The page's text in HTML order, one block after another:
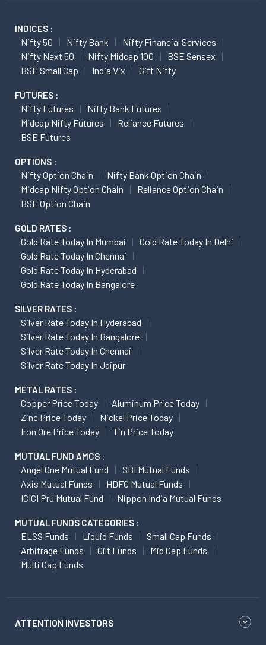
INDICES :
Nifty 50 Nifty Bank
Nifty Financial Services
Nifty Next 50
Nifty Midcap 100
BSE Sensex
BSE Small Cap
India Vix Gift Nifty
FUTURES :
Nifty Futures
Nifty Bank Futures
Midcap Nifty Futures
Reliance Futures
BSE Futures
OPTIONS :
Nifty Option Chain
Nifty Bank Option Chain
Midcap Nifty Option Chain
Reliance Option Chain
BSE Option Chain
GOLD RATES :
Gold Rate Today In Mumbai
Gold Rate Today In Delhi
Gold Rate Today In Chennai
Gold Rate Today In Hyderabad
Gold Rate Today In Bangalore
SILVER RATES :
Silver Rate Today In Hyderabad
Silver Rate Today In Bangalore
Silver Rate Today In Chennai
Silver Rate Today In Jaipur
METAL RATES :
Copper Price Today
Aluminum Price Today
Zinc Price Today
Nickel Price Today
Iron Ore Price Today
Tin Price Today
MUTUAL FUND AMCS :
Angel One Mutual Fund
SBI Mutual Funds
Axis Mutual Funds
HDFC Mutual Funds
ICICI Pru Mutual Fund
Nippon India Mutual Funds
MUTUAL FUNDS CATEGORIES :
ELSS Funds Liquid Funds
Small Cap Funds
Arbitrage Funds
Gilt Funds
Mid Cap Funds
Multi Cap Funds
ATTENTION INVESTORS